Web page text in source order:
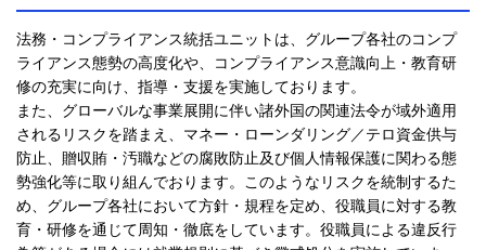
法務・コンプライアンス統括ユニットは、グループ各社のコンプ
ライアンス態勢の高度化や、コンプライアンス意識向上・教育研
修の充実に向け、指導・支援を実施しております。
また、グローバルな事業展開に伴い諸外国の関連法令が域外適用
されるリスクを踏まえ、マネー・ローンダリング／テロ資金供与
防止、贈収賄・汚職などの腐敗防止及び個人情報保護に関わる態
勢強化等に取り組んでおります。このようなリスクを統制するた
め、グループ各社において方針・規程を定め、役職員に対する教
育・研修を通じて周知・徹底をしています。役職員による違反行